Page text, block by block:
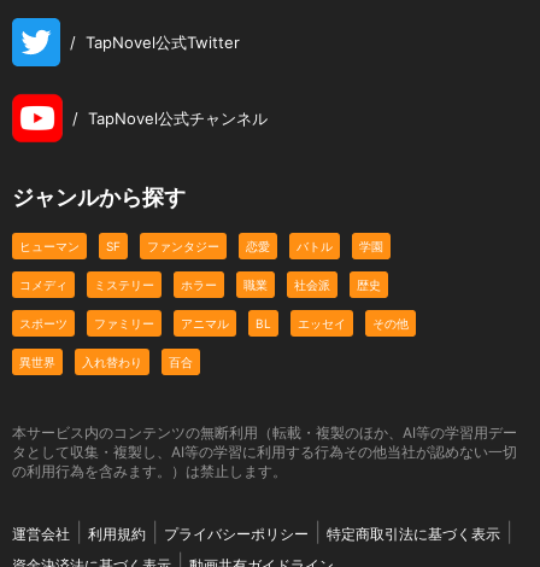
/ TapNovel公式Twitter
/ TapNovel公式チャンネル
ジャンルから探す
ヒューマン SF ファンタジー 恋愛 バトル 学園
コメディ ミステリー ホラー 職業 社会派 歴史
スポーツ ファミリー アニマル BL エッセイ その他
異世界 入れ替わり 百合
本サービス内のコンテンツの無断利用（転載・複製のほか、AI等の学習用デー
タとして収集・複製し、AI等の学習に利用する行為その他当社が認めない一切
の利用行為を含みます。）は禁止します。
運営会社 利用規約 プライバシーポリシー
特定商取引法に基づく表示